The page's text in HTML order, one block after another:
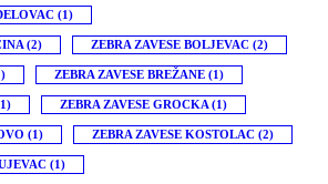
(1)
(2) ZEBRA ZAVESE BOLJEVAC (2)
ZEBRA ZAVESE BREŽANE (1)
ZEBRA ZAVESE GROCKA (1)
(1) ZEBRA ZAVESE KOSTOLAC (2)
(1)